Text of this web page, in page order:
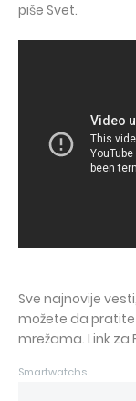
piše Svet.
Sve najnovije
možete da
mrežama. Link za
Smartwatchs